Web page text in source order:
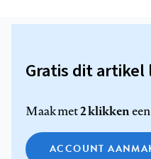
Gratis dit artikel
Maak met2 klikken
ACCOUNT